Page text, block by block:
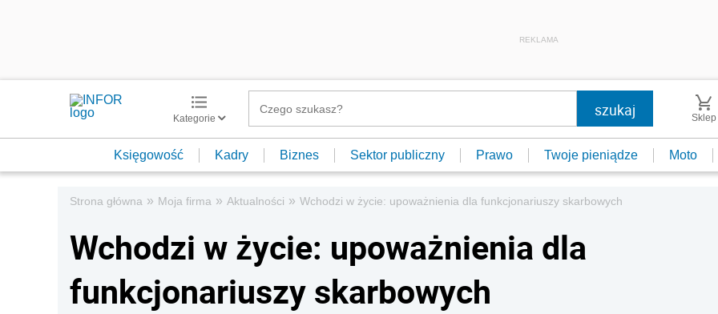
REKLAMA
Kategorie Sklep
Księgowość Kadry Biznes Sektor publiczny Prawo Twoje pieniądze Moto
Strona główna » Moja firma » Aktualności » Wchodzi w życie: upoważnienia dla funkcjonariuszy skarbowych
Wchodzi w życie: upoważnienia dla
funkcjonariuszy skarbowych